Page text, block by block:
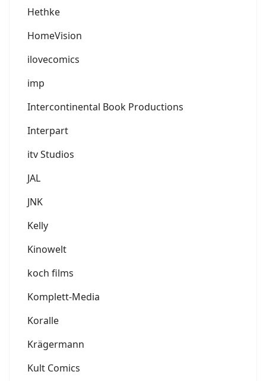
Hethke
HomeVision
ilovecomics
imp
Intercontinental Book Productions
Interpart
itv Studios
JAL
JNK
Kelly
Kinowelt
koch films
Komplett-Media
Koralle
Krägermann
Kult Comics